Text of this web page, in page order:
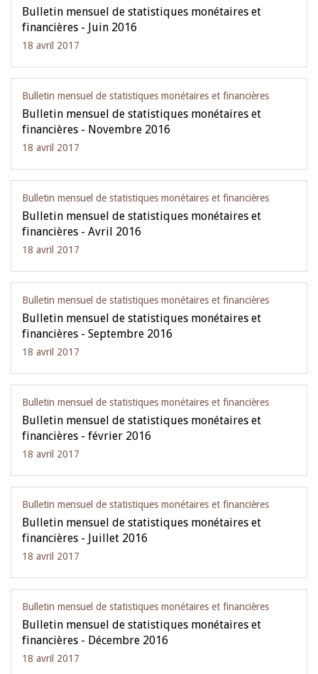
Bulletin mensuel de statistiques monétaires et
financières - Juin 2016
18 avril 2017
Bulletin mensuel de statistiques monétaires et financières
Bulletin mensuel de statistiques monétaires et
financières - Novembre 2016
18 avril 2017
Bulletin mensuel de statistiques monétaires et financières
Bulletin mensuel de statistiques monétaires et
financières - Avril 2016
18 avril 2017
Bulletin mensuel de statistiques monétaires et financières
Bulletin mensuel de statistiques monétaires et
financières - Septembre 2016
18 avril 2017
Bulletin mensuel de statistiques monétaires et financières
Bulletin mensuel de statistiques monétaires et
financières - février 2016
18 avril 2017
Bulletin mensuel de statistiques monétaires et financières
Bulletin mensuel de statistiques monétaires et
financières - Juillet 2016
18 avril 2017
Bulletin mensuel de statistiques monétaires et financières
Bulletin mensuel de statistiques monétaires et
financières - Décembre 2016
18 avril 2017